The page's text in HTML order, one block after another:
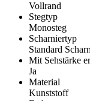
Vollrand
Stegtyp
Monosteg
Scharniertyp
Standard
Mit Sehstärke
Ja
Material
Kunststoff